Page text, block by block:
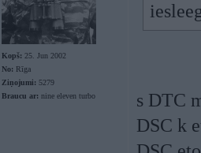
Kopš: 25. Jun 2002
No: Rīga
Ziņojumi: 5279
Braucu ar: nine eleven turbo
s DTC
DSC k